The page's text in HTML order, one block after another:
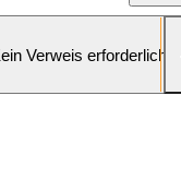
Verweis erforderlich